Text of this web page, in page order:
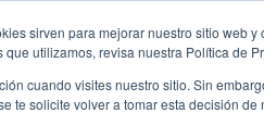
sirven para mejorar nuestro sitio web
utilizamos, revisa nuestra Política de
cuando visites nuestro sitio. Sin
te solicite volver a tomar esta decisión de